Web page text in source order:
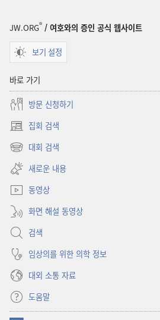
JW.ORG® / 여호와의 증인 공식 웹사이트
보기 설정
바로 가기
방문 신청하기
집회 검색
(새로운
창
대회 검색
(새로운
창
열기)
새로운 내용
동영상
화면 해설 동영상
검색
임상의를 위한 의학 정보
대외 소통 자료
도움말